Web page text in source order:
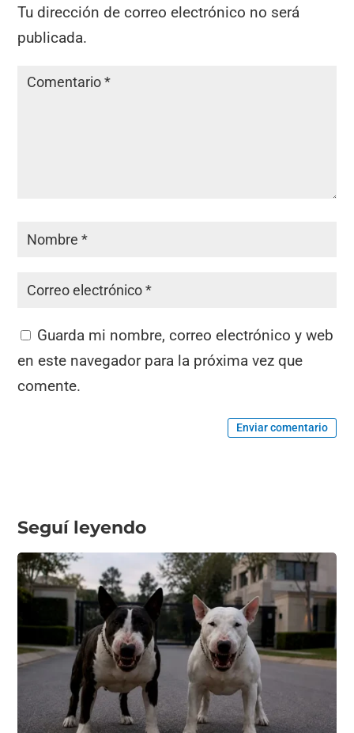
Tu dirección de correo electrónico no será
publicada.
Guarda mi nombre, correo electrónico y web
en este navegador para la próxima vez que
comente.
Enviar comentario
Seguí leyendo